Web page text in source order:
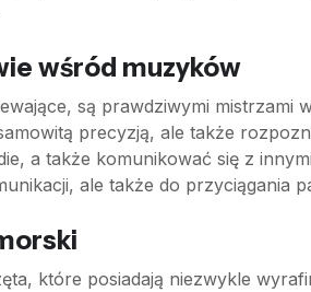
wśród muzyków
są prawdziwymi
precyzją, ale także
a także komunikować się z
ale także do przyciągania
które posiadają niezwykle